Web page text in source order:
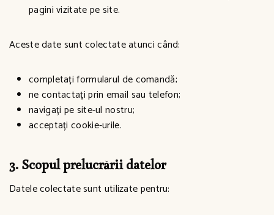
pagini vizitate pe site.
Aceste date sunt colectate atunci când:
completați formularul de comandă;
ne contactați prin email sau telefon;
navigați pe site-ul nostru;
acceptați cookie-urile.
3. Scopul prelucrării datelor
Datele colectate sunt utilizate pentru: